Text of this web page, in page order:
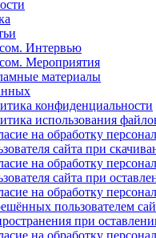
Интервью
Мероприятия
материалы
конфиденциальности
использования
на обработку
сайта при
на обработку
сайта при
на обработку
пользователем
при
на обработку